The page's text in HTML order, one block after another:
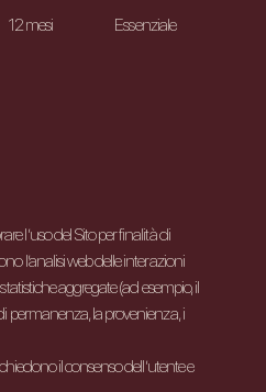
12 mesi Essenziale
l’uso del Sito per finalità di
l’analisi web delle interazioni
aggregate (ad esempio, il
permanenza, la provenienza, i
il consenso dell’utente e